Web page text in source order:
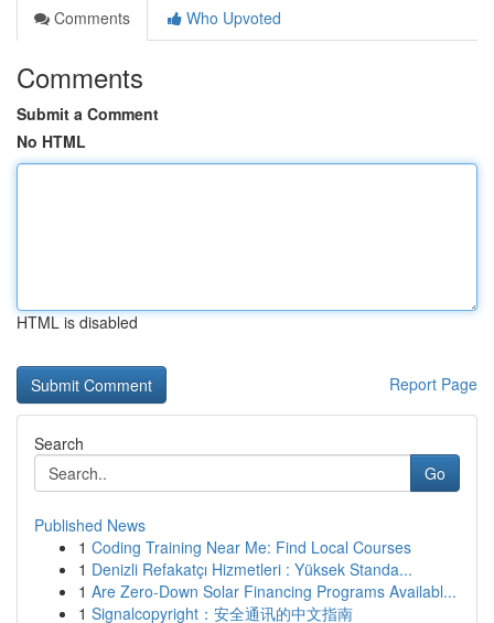
Comments
Who Upvoted
Comments
Submit a Comment
No HTML
HTML is disabled
Report Page
Search
Go
Published News
1 Coding Training Near Me: Find Local Courses
1 Denizli Refakatçı Hizmetleri : Yüksek Standa...
1 Are Zero-Down Solar Financing Programs Availabl...
1 Signalcopyright：安全通讯的中文指南